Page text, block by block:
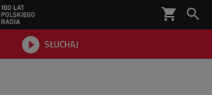
shopping_cart 
 SŁUCHAJ
